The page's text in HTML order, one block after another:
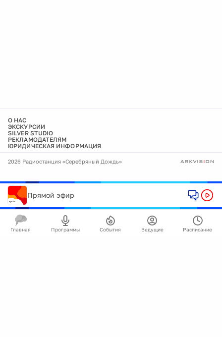
О НАС
ЭКСКУРСИИ
SILVER STUDIO
РЕКЛАМОДАТЕЛЯМ
ЮРИДИЧЕСКАЯ ИНФОРМАЦИЯ
2026 Радиостанция «Серебряный Дождь»
Прямой эфир
Главная Программы События Ведущие Расписание